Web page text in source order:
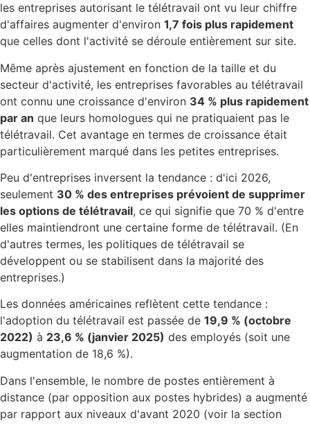
les entreprises autorisant le télétravail ont vu leur chiffre
d'affaires augmenter d'environ 1,7 fois plus rapidement
que celles dont l'activité se déroule entièrement sur site.
Même après ajustement en fonction de la taille et du
secteur d'activité, les entreprises favorables au télétravail
ont connu une croissance d'environ 34 % plus rapidement
par an que leurs homologues qui ne pratiquaient pas le
télétravail. Cet avantage en termes de croissance était
particulièrement marqué dans les petites entreprises.
Peu d'entreprises inversent la tendance : d'ici 2026,
seulement 30 % des entreprises prévoient de supprimer
les options de télétravail, ce qui signifie que 70 % d'entre
elles maintiendront une certaine forme de télétravail. (En
d'autres termes, les politiques de télétravail se
développent ou se stabilisent dans la majorité des
entreprises.)
Les données américaines reflètent cette tendance :
l'adoption du télétravail est passée de 19,9 % (octobre
2022) à 23,6 % (janvier 2025) des employés (soit une
augmentation de 18,6 %).
Dans l'ensemble, le nombre de postes entièrement à
distance (par opposition aux postes hybrides) a augmenté
par rapport aux niveaux d'avant 2020 (voir la section